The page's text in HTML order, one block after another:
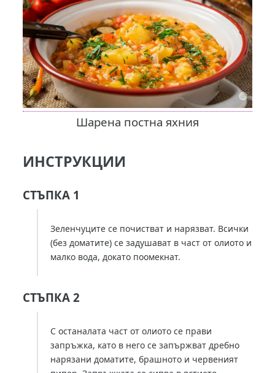
Шарена постна яхния
ИНСТРУКЦИИ
СТЪПКА 1
Зеленчуците се почистват и нарязват. Всички
(без доматите) се задушават в част от олиото и
малко вода, докато поомекнат.
СТЪПКА 2
С останалата част от олиото се прави
запръжка, като в него се запържват дребно
нарязани доматите, брашното и червеният